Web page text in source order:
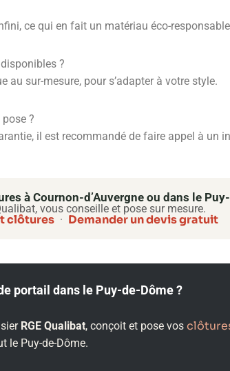
ce qui en fait un matériau éco-
?
au sur-mesure, pour s’adapter à votre style.
?
il est recommandé de faire appel à un
à Cournon-d’Auvergne ou dans le
vous conseille et pose sur mesure.
clôtures · Demander un devis gratuit
portail dans le Puy-de-Dôme ?
RGE Qualibat, conçoit et pose vos
le Puy-de-Dôme.